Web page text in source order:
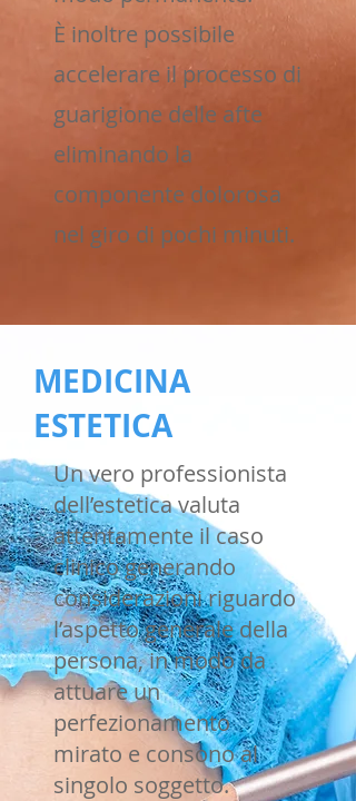
È inoltre possibile
accelerare il processo di
guarigione delle afte
eliminando la
componente dolorosa
nel giro di pochi minuti.
MEDICINA
ESTETICA
Un vero professionista
dell’estetica valuta
attentamente il caso
clinico generando
considerazioni riguardo
l’aspetto generale della
persona, in modo da
attuare un
perfezionamento
mirato e consono al
singolo soggetto.